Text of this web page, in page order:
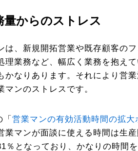
量からのストレス
は、新規開拓営業や既存顧客の
理業務など、幅広く業務を抱え
かなりあります。それにより営
マンのストレスです。
営業マンの有効活動時間の拡大
業マンが面談に使える時間は生
％となっており、かなりの時間